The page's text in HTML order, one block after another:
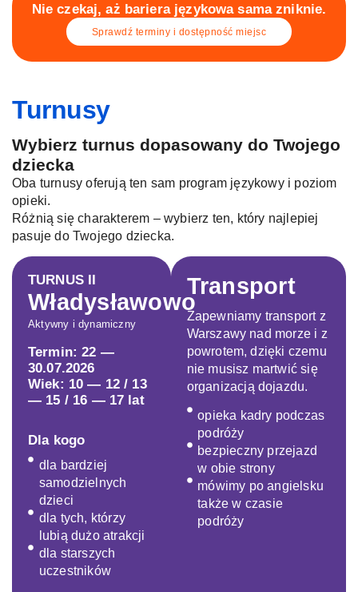
Nie czekaj, aż bariera językowa sama zniknie.
Sprawdź terminy i dostępność miejsc
Turnusy
Wybierz turnus dopasowany do Twojego
dziecka
Oba turnusy oferują ten sam program językowy i poziom
opieki.
Różnią się charakterem – wybierz ten, który najlepiej
pasuje do Twojego dziecka.
TURNUS II
Władysławowo
Aktywny i dynamiczny
Termin: 22 —
30.07.2026
Wiek: 10 — 12 / 13
— 15 / 16 — 17 lat
Dla kogo
dla bardziej
samodzielnych
dzieci
dla tych, którzy
lubią dużo atrakcji
dla starszych
uczestników
Transport
Zapewniamy transport z
Warszawy nad morze i z
powrotem, dzięki czemu
nie musisz martwić się
organizacją dojazdu.
opieka kadry podczas
podróży
bezpieczny przejazd
w obie strony
mówimy po angielsku
także w czasie
podróży